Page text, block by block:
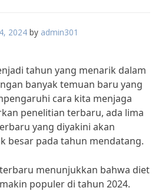
2024 by admin301
tahun yang menarik dalam
banyak temuan baru yang
cara kita menjaga
penelitian terbaru, ada lima
yang diyakini akan
besar pada tahun mendatang.
menunjukkan bahwa diet
populer di tahun 2024.